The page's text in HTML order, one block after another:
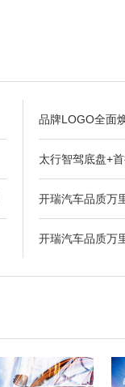
品牌LOGO全面
太行智驾底盘+
开瑞汽车品质万
开瑞汽车品质万